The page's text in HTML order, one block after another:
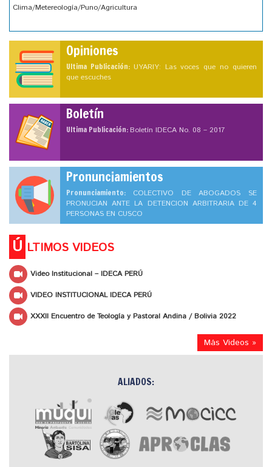
Clima/Metereología/Puno/Agricultura
Opiniones
Ultima Publicación: UYARIY: Las voces que no quieren
que escuches
Boletín
Ultima Publicación:Boletín IDECA No. 08 – 2017
Pronunciamientos
Pronunciamiento: COLECTIVO DE ABOGADOS SE
PRONUCIAN ANTE LA DETENCION ARBITRARIA DE 4
PERSONAS EN CUSCO
Ú LTIMOS VIDEOS
Video Institucional – IDECA PERÚ
VIDEO INSTITUCIONAL IDECA PERÚ
XXXII Encuentro de Teología y Pastoral Andina / Bolivia 2022
Más Videos »
ALIADOS: